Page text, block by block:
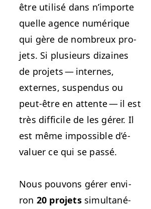
être util­isé dans n’im­porte
quelle agence numérique
qui gère de nom­breux pro­
jets. Si plusieurs dizaines
de pro­jets — internes,
externes, sus­pendus ou
peut-être en attente — il est
très dif­fi­cile de les gér­er. Il
est même impos­si­ble d’é­
val­uer ce qui se passé.
Nous pou­vons gér­er env­i­
ron 20 pro­jetssimul­tané­